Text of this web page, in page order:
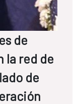
de
la red de
de